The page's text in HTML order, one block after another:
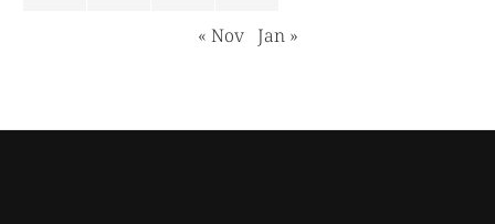
« Nov Jan »